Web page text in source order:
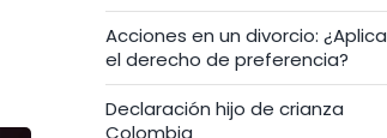
Acciones en un divorcio: ¿Aplica
el derecho de preferencia?
Declaración hijo de crianza
Colombia